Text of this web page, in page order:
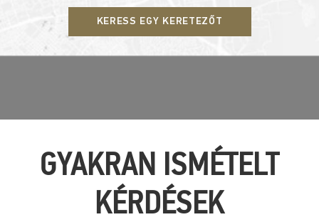
KERESS EGY KERETEZŐT
GYAKRAN ISMÉTELT
KÉRDÉSEK